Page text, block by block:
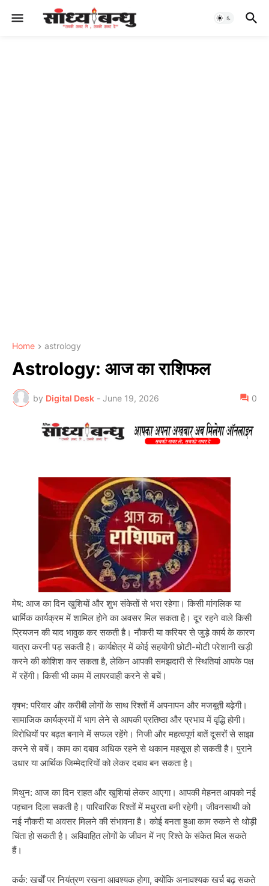
Home astrology
Astrology: आज का राशिफल
by Digital Desk - June 19, 2026 0
मेष: आज का दिन खुशियों और शुभ संकेतों से भरा रहेगा। किसी मांगलिक या
धार्मिक कार्यक्रम में शामिल होने का अवसर मिल सकता है। दूर रहने वाले किसी
प्रियजन की याद भावुक कर सकती है। नौकरी या करियर से जुड़े कार्य के कारण
यात्रा करनी पड़ सकती है। कार्यक्षेत्र में कोई सहयोगी छोटी-मोटी परेशानी खड़ी
करने की कोशिश कर सकता है, लेकिन आपकी समझदारी से स्थितियां आपके पक्ष
में रहेंगी। किसी भी काम में लापरवाही करने से बचें।
वृषभ: परिवार और करीबी लोगों के साथ रिश्तों में अपनापन और मजबूती बढ़ेगी।
सामाजिक कार्यक्रमों में भाग लेने से आपकी प्रतिष्ठा और प्रभाव में वृद्धि होगी।
विरोधियों पर बढ़त बनाने में सफल रहेंगे। निजी और महत्वपूर्ण बातें दूसरों से साझा
करने से बचें। काम का दबाव अधिक रहने से थकान महसूस हो सकती है। पुराने
उधार या आर्थिक जिम्मेदारियों को लेकर दबाव बन सकता है।
मिथुन: आज का दिन राहत और खुशियां लेकर आएगा। आपकी मेहनत आपको नई
पहचान दिला सकती है। पारिवारिक रिश्तों में मधुरता बनी रहेगी। जीवनसाथी को
नई नौकरी या अवसर मिलने की संभावना है। कोई बनता हुआ काम रुकने से थोड़ी
चिंता हो सकती है। अविवाहित लोगों के जीवन में नए रिश्ते के संकेत मिल सकते
हैं।
कर्क: खर्चों पर नियंत्रण रखना आवश्यक होगा, क्योंकि अनावश्यक खर्च बढ़ सकते